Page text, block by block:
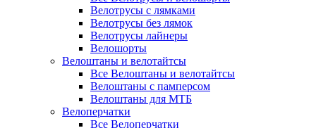
Велотрусы с лямками
Велотрусы без лямок
Велотрусы лайнеры
Велошорты
Велоштаны и велотайтсы
Все Велоштаны и велотайтсы
Велоштаны с памперсом
Велоштаны для МТБ
Велоперчатки
Все Велоперчатки